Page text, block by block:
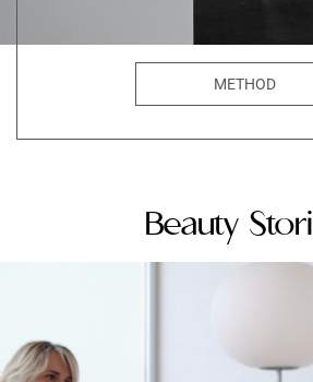
METHOD
Beauty